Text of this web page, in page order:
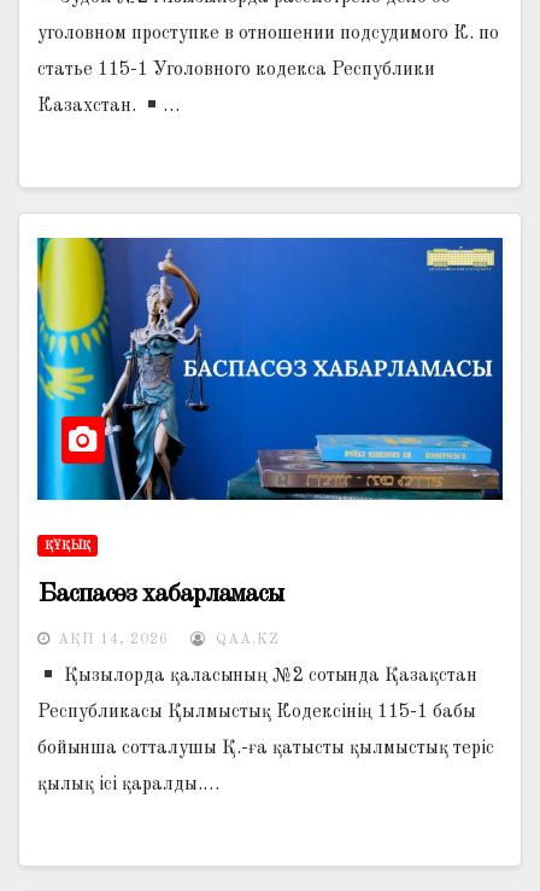
уголовном проступке в отношении подсудимого К. по
статье 115-1 Уголовного кодекса Республики
Казахстан.
…
ҚҰҚЫҚ
Баспасөз хабарламасы
АҚП 14, 2026 QAA.KZ
Қызылорда қаласының №2 сотында Қазақстан
Республикасы Қылмыстық Кодексінің 115-1 бабы
бойынша сотталушы Қ.-ға қатысты қылмыстық теріс
қылық ісі қаралды.…